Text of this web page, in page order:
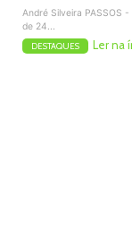
André Silveira PASSOS
de 24...
DESTAQUES Ler na